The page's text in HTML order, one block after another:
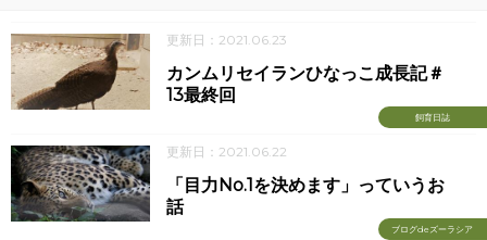
更新日：2021.06.23
飼育日誌
カンムリセイランひなっこ成長記＃
13最終回
更新日：2021.06.22
ブログdeズーラシア
「目力No.1を決めます」っていうお
話